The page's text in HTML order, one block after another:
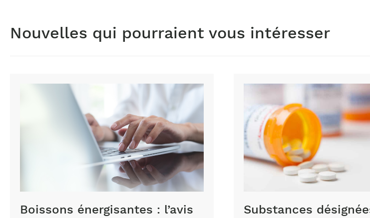
Nouvelles qui pourraient vous intéresser
Boissons énergisantes : l’avis
désignées
Substances